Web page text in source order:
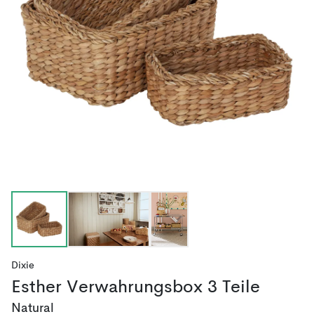
Dixie
Esther Verwahrungsbox 3 Teile
Natural